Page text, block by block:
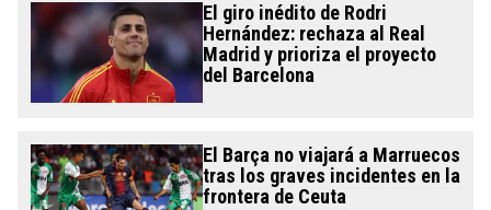
El giro inédito de Rodri
Hernández: rechaza al Real
Madrid y prioriza el proyecto
del Barcelona
El Barça no viajará a Marruecos
tras los graves incidentes en la
frontera de Ceuta